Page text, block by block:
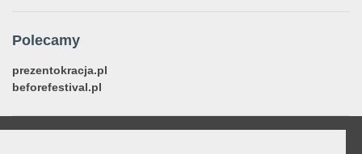
Polecamy
prezentokracja.pl
beforefestival.pl